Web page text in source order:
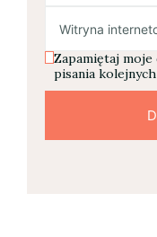
Zapamiętaj
pisania